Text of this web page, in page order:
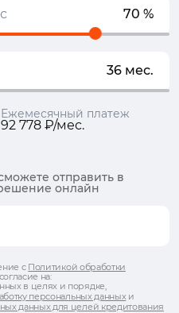
70 %
36 мес.
Ежемесячный платеж
92 778 ₽/мес.
отправить в
онлайн
с Политикой обработки
на:
в целях и порядке,
персональных данныхи
данных для целей кредитования